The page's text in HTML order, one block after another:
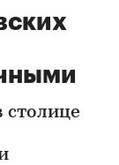
столице